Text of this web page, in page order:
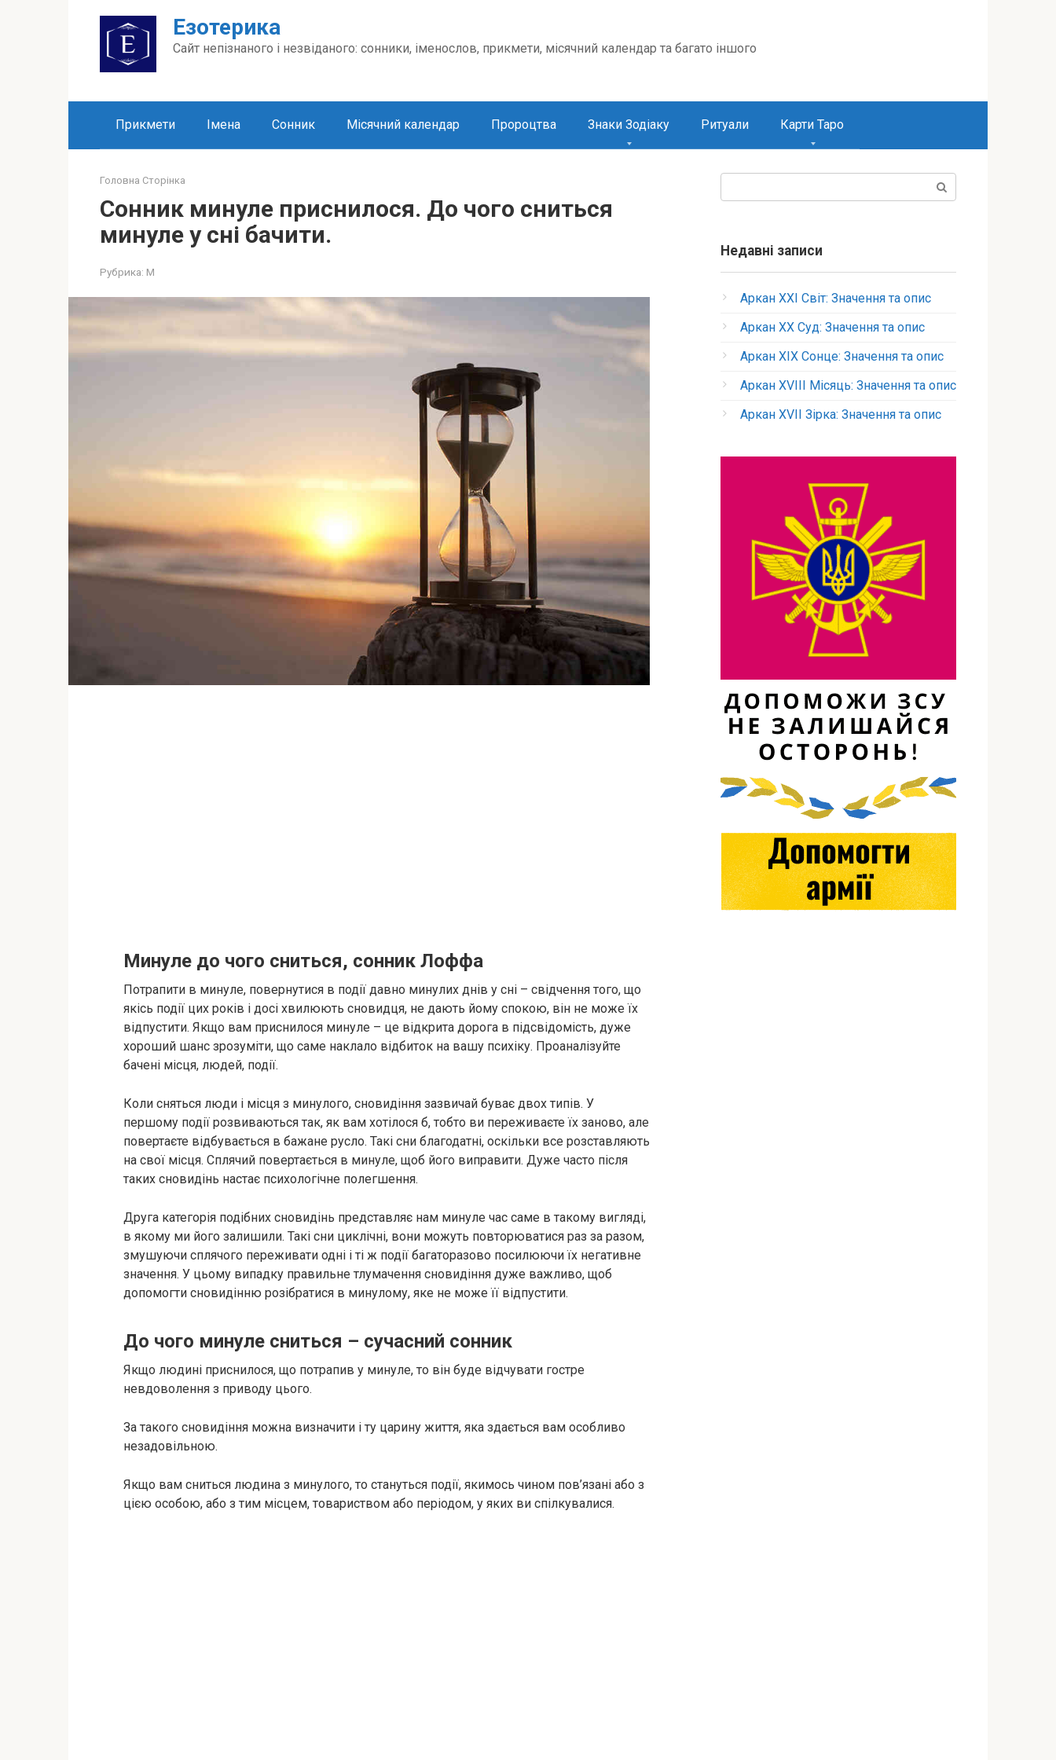
Езотерика
Сайт непізнаного і незвіданого: сонники, іменослов, прикмети, місячний календар та багато іншого
Прикмети Імена Сонник Місячний календар Пророцтва Знаки Зодіаку Ритуали Карти Таро
Головна Сторінка
Сонник минуле приснилося. До чого сниться
минуле у сні бачити.
Рубрика: М
Минуле до чого сниться, сонник Лоффа
Потрапити в минуле, повернутися в події давно минулих днів у сні – свідчення того, що
якісь події цих років і досі хвилюють сновидця, не дають йому спокою, він не може їх
відпустити. Якщо вам приснилося минуле – це відкрита дорога в підсвідомість, дуже
хороший шанс зрозуміти, що саме наклало відбиток на вашу психіку. Проаналізуйте
бачені місця, людей, події.
Коли сняться люди і місця з минулого, сновидіння зазвичай буває двох типів. У
першому події розвиваються так, як вам хотілося б, тобто ви переживаєте їх заново, але
повертаєте відбувається в бажане русло. Такі сни благодатні, оскільки все розставляють
на свої місця. Сплячий повертається в минуле, щоб його виправити. Дуже часто після
таких сновидінь настає психологічне полегшення.
Друга категорія подібних сновидінь представляє нам минуле час саме в такому вигляді,
в якому ми його залишили. Такі сни циклічні, вони можуть повторюватися раз за разом,
змушуючи сплячого переживати одні і ті ж події багаторазово посилюючи їх негативне
значення. У цьому випадку правильне тлумачення сновидіння дуже важливо, щоб
допомогти сновидінню розібратися в минулому, яке не може її відпустити.
До чого минуле сниться – сучасний сонник
Якщо людині приснилося, що потрапив у минуле, то він буде відчувати гостре
невдоволення з приводу цього.
За такого сновидіння можна визначити і ту царину життя, яка здається вам особливо
незадовільною.
Якщо вам сниться людина з минулого, то стануться події, якимось чином пов’язані або з
цією особою, або з тим місцем, товариством або періодом, у яких ви спілкувалися.
Недавні записи
Аркан XXI Світ: Значення та опис
Аркан XX Суд: Значення та опис
Аркан XIX Сонце: Значення та опис
Аркан XVIII Місяць: Значення та опис
Аркан XVII Зірка: Значення та опис